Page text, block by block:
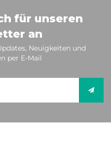
für unseren
an
Neuigkeiten und
per E-Mail